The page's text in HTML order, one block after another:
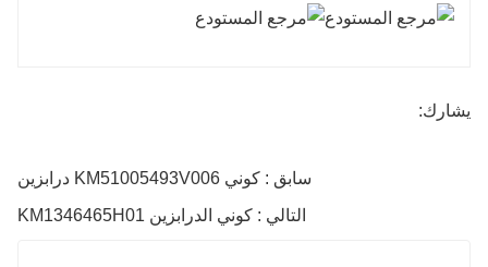
يشارك:
سابق : كوني KM51005493V006 درابزين
التالي : كوني الدرابزين KM1346465H01